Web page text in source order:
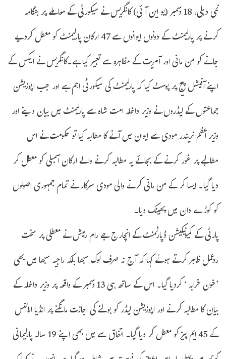
نئی دہلی، 18 دسمبر (یو این آئی) کانگریس نے سیکورٹی کے معاملے پر ہنگامہ
کرنے پر پارلیمنٹ کے دونوں ایوانوں سے 47 ارکان پارلیمنٹ کو معطل کردیے
جانے کو من مانی اور آمریت کے مظاہرہ سے تعبیر کیا ہے۔کانگریس نے ایکس کے
اپنے آفیشل پیج پر پوسٹ کیا کہ پارلیمنٹ کی سیکورٹی اہم ہے اور جب اپوزیشن
جماعتوں کے لیڈروں نے وزیر داخلہ امت شاہ سے پارلیمنٹ میں بیان دینے اور
وزیر اعظم نریندر مودی سے ایوان میں آنے کا مطالبہ کیا تو حکومت نے اس
مطالبے پر غور کرنے کے بجائے یہ مطالبہ کرنے والے ارکان اسمبلی کو معطل کر
دیا گیا۔ ایسا کر کے من مانی کرنے والی مودی سرکار نے تمام جمہوری اصولوں
کو کوڑے دان میں پھینک دیا۔
پارٹی کے کمیونیکیشن ڈپارٹمنٹ کے انچارج جے رام رمیش نے معطلی پر سخت
ردعمل ظاہر کرتے ہوئے کہا کہ آج نہ صرف لوک سبھا بلکہ راجیہ سبھا میں بھی
’خون خرابہ ‘ کردیا گیا۔ اس کے ساتھ ہی 13 دسمبر کے واقعہ پر وزیر داخلہ کے
بیان کا مطالبہ کرنے اور اپوزیشن لیڈر کو بولنے کی اجازت مانگنے پر انڈیا الائنس
کے 45 ایم پیز کو معطل کر دیا گیا۔ اتفاق سے میں بھی اپنے 19 سالہ پارلیمانی